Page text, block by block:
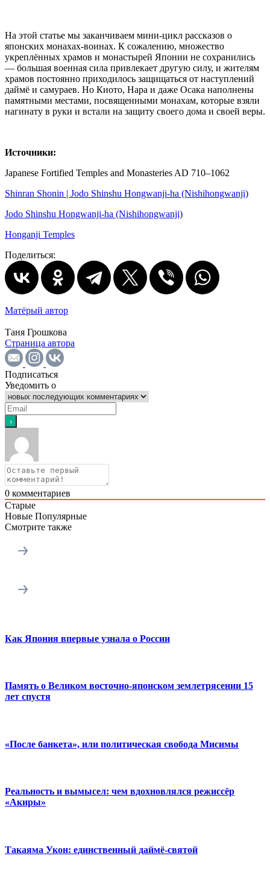
На этой статье мы заканчиваем мини-цикл рассказов о
японских монахах-воинах. К сожалению, множество
укреплённых храмов и монастырей Японии не сохранились
— большая военная сила привлекает другую силу, и жителям
храмов постоянно приходилось защищаться от наступлений
даймё и самураев. Но Киото, Нара и даже Осака наполнены
памятными местами, посвященными монахам, которые взяли
нагинату в руки и встали на защиту своего дома и своей веры.
Источники:
Japanese Fortified Temples and Monasteries AD 710–1062
Shinran Shonin | Jodo Shinshu Hongwanji-ha (Nishihongwanji)
Jodo Shinshu Hongwanji-ha (Nishihongwanji)
Honganji Temples
Поделиться:
Матёрый автор
Таня Грошкова
Страница автора
Подписаться
Уведомить о
0 комментариев
Старые
Новые Популярные
Смотрите также
Как Япония впервые узнала о России
Память о Великом восточно-японском землетрясении 15
лет спустя
«После банкета», или политическая свобода Мисимы
Реальность и вымысел: чем вдохновлялся режиссёр
«Акиры»
Такаяма Укон: единственный даймё-святой